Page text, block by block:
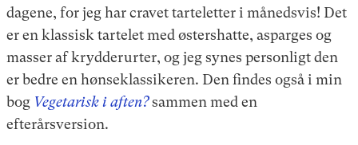
dagene, for jeg har cravet tarteletter i månedsvis! Det
er en klassisk tartelet med østershatte, asparges og
masser af krydderurter, og jeg synes personligt den
er bedre en hønseklassikeren. Den findes også i min
bog Vegetarisk i aften?sammen med en
efterårsversion.